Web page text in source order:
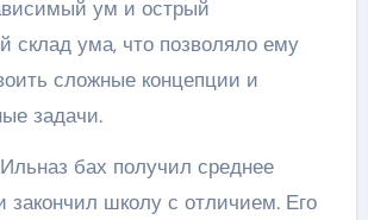
ум и острый
склад ума, что позволяло ему
сложные концепции и
задачи.
бах получил среднее
закончил школу с отличием. Его